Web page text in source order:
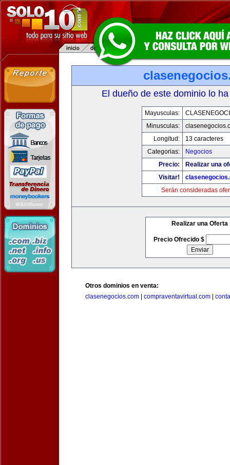
El dueño de este dominio lo
Mayusculas:
Minusculas:
Longitud:
13 caracteres
Categorias:
Negocios
Precio:
Realizar una
Visitar!
Serán consideradas
Realizar una Oferta
Precio Ofrecido $
Otros dominios en venta:
clasenegocios.com
compraventavirtual.com